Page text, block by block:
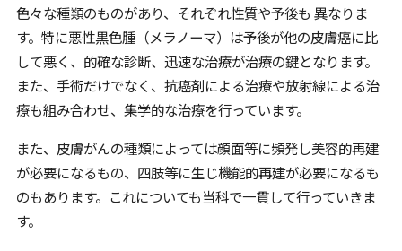
色々な種類のものがあり、それぞれ性質や予後も 異なりま
す。特に悪性黒色腫（メラノーマ）は予後が他の皮膚癌に比
して悪く、的確な診断、迅速な治療が治療の鍵となります。
また、手術だけでなく、抗癌剤による治療や放射線による治
療も組み合わせ、集学的な治療を行っています。
また、皮膚がんの種類によっては顔面等に頻発し美容的再建
が必要になるもの、四肢等に生じ機能的再建が必要になるも
のもあります。これについても当科で一貫して行っていきま
す。